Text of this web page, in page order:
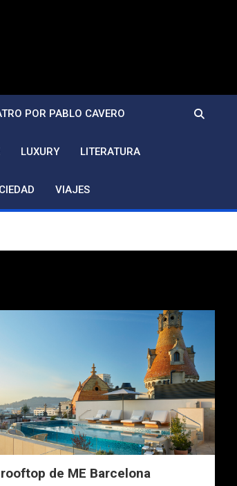
POR PABLO CAVERO
LUXURY LITERATURA
VIAJES
de ME Barcelona